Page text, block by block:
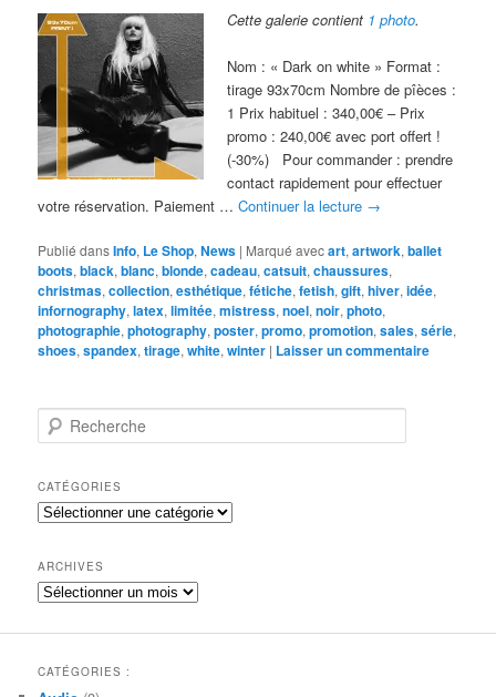
Cette galerie contient 1 photo.
Nom : « Dark on white » Format :
tirage 93x70cm Nombre de pîèces :
1 Prix habituel : 340,00€ – Prix
promo : 240,00€ avec port offert !
(-30%) Pour commander : prendre
contact rapidement pour effectuer
votre réservation. Paiement …Continuer la lecture →
Publié dansInfo, Le Shop,News | Marqué avecart,artwork,ballet
boots,black,blanc,blonde,cadeau,catsuit,chaussures,
christmas,collection,esthétique,fétiche,fetish,gift,hiver,idée,
infornography,latex,limitée,mistress,noel,noir,photo,
photographie,photography,poster,promo,promotion,sales,série,
shoes,spandex,tirage,white,winter | Laisser un commentaire
e
h
e
r
h
e
CATÉGORIES
Catégories
ARCHIVES
Archives
CATÉGORIES :